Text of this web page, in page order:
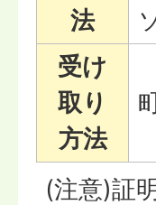
法
受け
取り
方法
(注意)証